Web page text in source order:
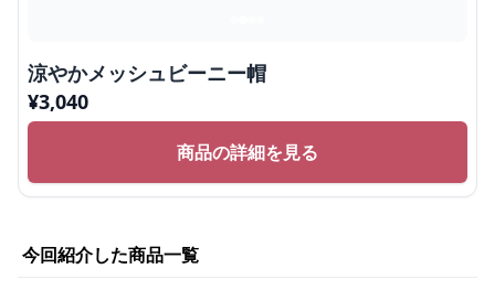
涼やかメッシュビーニー帽
¥3,040
商品の詳細を見る
今回紹介した商品一覧